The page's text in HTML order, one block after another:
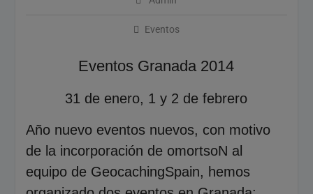
Eventos
Eventos Granada 2014
31 de enero, 1 y 2 de febrero
Año nuevo eventos nuevos, con motivo
de la incorporación de omortsoN al
equipo de GeocachingSpain, hemos